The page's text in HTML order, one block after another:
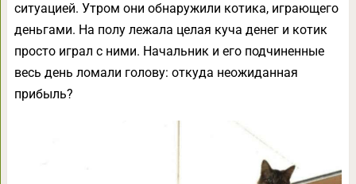
ситуацией. Утром они обнаружили котика, играющего
деньгами. На полу лежала целая куча денег и котик
просто играл с ними. Начальник и его подчиненные
весь день ломали голову: откуда неожиданная
прибыль?